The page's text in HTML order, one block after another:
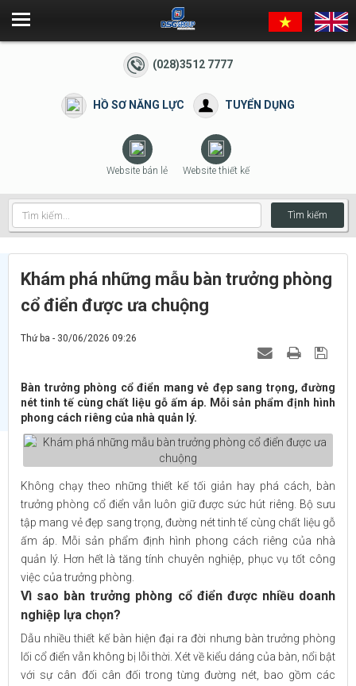
(028)3512 7777
HỒ SƠ NĂNG LỰC TUYỂN DỤNG
Website bán lẻ Website thiết kế
Tìm kiếm
Khám phá những mẫu bàn trưởng phòng
cổ điển được ưa chuộng
Thứ ba - 30/06/2026 09:26
Bàn trưởng phòng cổ điển mang vẻ đẹp sang trọng, đường
nét tinh tế cùng chất liệu gỗ ấm áp. Mỗi sản phẩm định hình
phong cách riêng của nhà quản lý.
Không chạy theo những thiết kế tối giản hay phá cách, bàn
trưởng phòng cổ điển vẫn luôn giữ được sức hút riêng. Bộ sưu
tập mang vẻ đẹp sang trọng, đường nét tinh tế cùng chất liệu gỗ
ấm áp. Mỗi sản phẩm định hình phong cách riêng của nhà
quản lý. Hơn hết là tăng tính chuyên nghiệp, phục vụ tốt công
việc của trưởng phòng.
Vì sao bàn trưởng phòng cổ điển được nhiều doanh
nghiệp lựa chọn?
Dẫu nhiều thiết kế bàn hiện đại ra đời nhưng bàn trưởng phòng
lối cổ điển vẫn không bị lỗi thời. Xét về kiểu dáng của bàn, nổi bật
với sự cân đối cân đối trong từng đường nét, bao gồm các